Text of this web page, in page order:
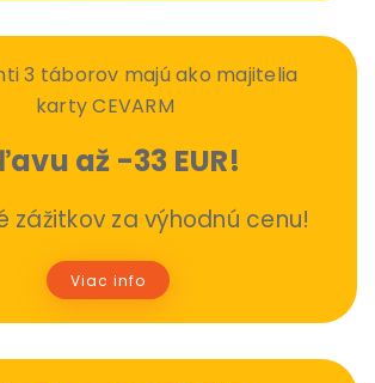
3 táborov majú ako majitelia
karty CEVARM
až -33 EUR!
zážitkov za výhodnú cenu!
Viac info